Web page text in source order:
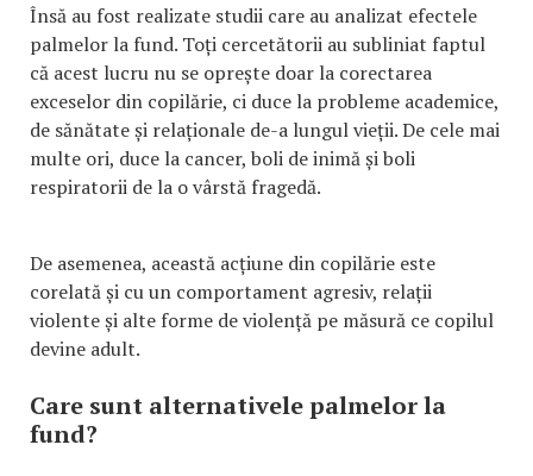
Însă au fost realizate studii care au analizat efectele
palmelor la fund. Toți cercetătorii au subliniat faptul
că acest lucru nu se oprește doar la corectarea
exceselor din copilărie, ci duce la probleme academice,
de sănătate și relaționale de-a lungul vieții. De cele mai
multe ori, duce la cancer, boli de inimă și boli
respiratorii de la o vârstă fragedă.
De asemenea, această acțiune din copilărie este
corelată și cu un comportament agresiv, relații
violente și alte forme de violență pe măsură ce copilul
devine adult.
Care sunt alternativele palmelor la
fund?